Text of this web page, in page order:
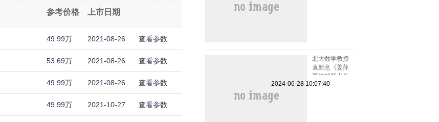
参考价格 上市日期
49.99万 2021-08-26 查看参数
53.69万 2021-08-26 查看参数
49.99万 2021-08-26 查看参数
49.99万 2021-10-27 查看参数
北大数学教授
袁新意《姜萍
事件的疑点分
析》点评姜萍
2024-06-28 10:07:40